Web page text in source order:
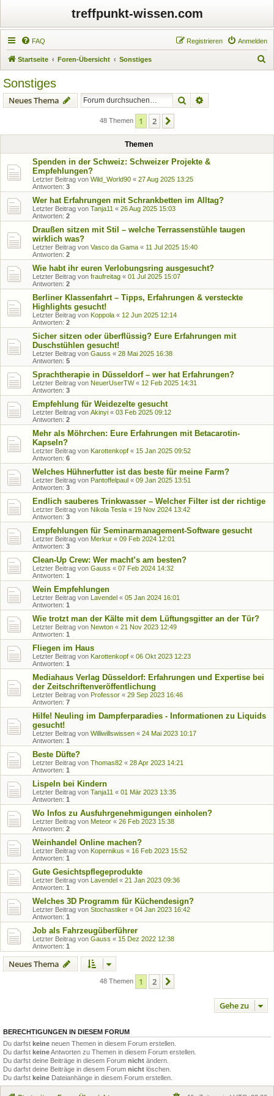
treffpunkt-wissen.com
FAQ Anmelden
Registrieren
Startseite Foren-Übersicht Sonstiges
Sonstiges
Neues Thema Suche
48 Themen 1 2
Themen
Spenden in der Schweiz: Schweizer Projekte &
Empfehlungen?
Letzter Beitrag von Wild_World90 « 27 Aug 2025 13:25
Antworten: 3
Wer hat Erfahrungen mit Schrankbetten im Alltag?
Letzter Beitrag von Tanja11 « 26 Aug 2025 15:03
Antworten: 2
Draußen sitzen mit Stil – welche Terrassenstühle taugen
wirklich was?
Letzter Beitrag von Vasco da Gama « 11 Jul 2025 15:40
Antworten: 2
Wie habt ihr euren Verlobungsring ausgesucht?
Letzter Beitrag von fraufreitag « 01 Jul 2025 15:07
Antworten: 2
Berliner Klassenfahrt – Tipps, Erfahrungen & versteckte
Highlights gesucht!
Letzter Beitrag von Koppola « 12 Jun 2025 12:14
Antworten: 2
Sicher sitzen oder überflüssig? Eure Erfahrungen mit
Duschstühlen gesucht!
Letzter Beitrag von Gauss « 28 Mai 2025 16:38
Antworten: 5
Sprachtherapie in Düsseldorf – wer hat Erfahrungen?
Letzter Beitrag von NeuerUserTW« 12 Feb 2025 14:31
Antworten: 3
Empfehlung für Weidezelte gesucht
Letzter Beitrag von Akinyi « 03 Feb 2025 09:12
Antworten: 2
Mehr als Möhrchen: Eure Erfahrungen mit Betacarotin-
Kapseln?
Letzter Beitrag von Karottenkopf « 15 Jan 2025 09:52
Antworten: 6
Welches Hühnerfutter ist das beste für meine Farm?
Letzter Beitrag von Pantoffelpaul « 09 Jan 2025 13:51
Antworten: 3
Endlich sauberes Trinkwasser – Welcher Filter ist der richtige
Letzter Beitrag von Nikola Tesla « 19 Nov 2024 13:42
Antworten: 3
Empfehlungen für Seminarmanagement-Software gesucht
Letzter Beitrag von Merkur « 09 Feb 2024 12:01
Antworten: 3
Clean-Up Crew: Wer macht’s am besten?
Letzter Beitrag von Gauss « 07 Feb 2024 14:32
Antworten: 1
Wein Empfehlungen
Letzter Beitrag von Lavendel « 05 Jan 2024 16:01
Antworten: 1
Wie trotzt man der Kälte mit dem Lüftungsgitter an der Tür?
Letzter Beitrag von Newton « 21 Nov 2023 12:49
Antworten: 1
Fliegen im Haus
Letzter Beitrag von Karottenkopf « 06 Okt 2023 12:23
Antworten: 1
Mediahaus Verlag Düsseldorf: Erfahrungen und Expertise bei
der Zeitschriftenveröffentlichung
Letzter Beitrag von Professor « 29 Sep 2023 16:46
Antworten: 7
Hilfe! Neuling im Dampferparadies - Informationen zu Liquids
gesucht!
Letzter Beitrag von Williwillswissen « 24 Mai 2023 10:17
Antworten: 1
Beste Düfte?
Letzter Beitrag von Thomas82 « 28 Apr 2023 14:21
Antworten: 1
Lispeln bei Kindern
Letzter Beitrag von Tanja11 « 01 Mär 2023 13:35
Antworten: 1
Wo Infos zu Ausfuhrgenehmigungen einholen?
Letzter Beitrag von Meteor « 26 Feb 2023 15:38
Antworten: 2
Weinhandel Online machen?
Letzter Beitrag von Kopernikus « 16 Feb 2023 15:52
Antworten: 1
Gute Gesichtspflegeprodukte
Letzter Beitrag von Lavendel « 21 Jan 2023 09:36
Antworten: 1
Welches 3D Programm für Küchendesign?
Letzter Beitrag von Stochastiker « 04 Jan 2023 16:42
Antworten: 1
Job als Fahrzeugüberführer
Letzter Beitrag von Gauss « 15 Dez 2022 12:38
Antworten: 1
Neues Thema
48 Themen 1 2
Gehe zu
BERECHTIGUNGEN IN DIESEM FORUM
Du darfst keine neuen Themen in diesem Forum erstellen.
Du darfst keineAntworten zu Themen in diesem Forum erstellen.
Du darfst deine Beiträge in diesem Forum nicht ändern.
Du darfst deine Beiträge in diesem Forum nicht löschen.
Du darfst keine Dateianhänge in diesem Forum erstellen.